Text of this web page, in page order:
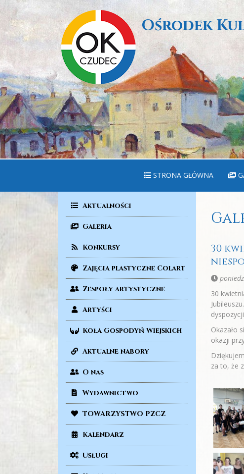
Ośrodek
STRONA GŁÓWNA
Aktualności
Galeria
Konkursy
Zajęcia plastyczne Colart
Zespoły artystyczne
Artyści
Koła Gospodyń Wiejskich
Aktualne nabory
O nas
Wydawnictwo
TOWARZYSTWO PZCZ
Kalendarz
Usługi
30
30
Okazało
okazji
za to, że